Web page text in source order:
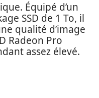
Équipé d’un
SSD de 1 To, il
qualité d’image
Radeon Pro
assez élevé.